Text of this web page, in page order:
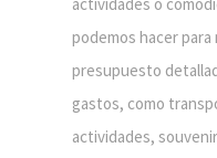
actividades o
podemos hacer
presupuesto
gastos, como
actividades,